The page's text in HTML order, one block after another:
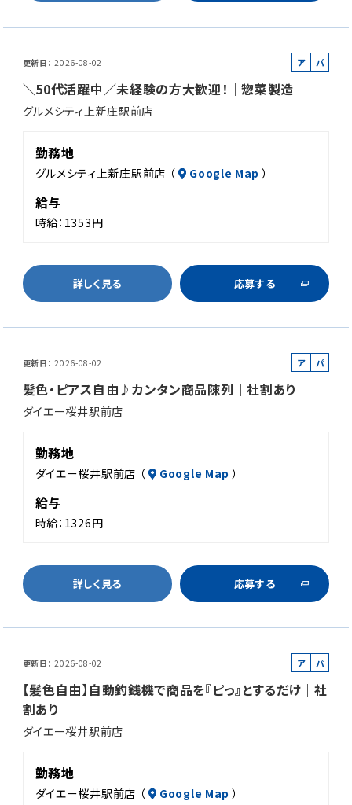
更新日 2026-08-02
ア
パ
＼50代活躍中／未経験の方大歓迎！｜惣菜製造
グルメシティ上新庄駅前店
勤務地
グルメシティ上新庄駅前店 （ Google Map ）
給与
時給：1353円
詳しく見る 応募する
更新日 2026-08-02
ア
パ
髪色・ピアス自由♪カンタン商品陳列｜社割あり
ダイエー桜井駅前店
勤務地
ダイエー桜井駅前店 （ Google Map ）
給与
時給：1326円
詳しく見る 応募する
更新日 2026-08-02
ア
バ
パ
ト
【髪色自由】自動釣銭機で商品を『ピっ』とするだけ｜社
割あり
ダイエー桜井駅前店
勤務地
ダイエー桜井駅前店 （ Google Map ）